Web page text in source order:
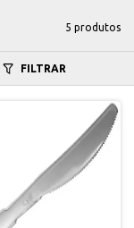
5 produtos
FILTRAR